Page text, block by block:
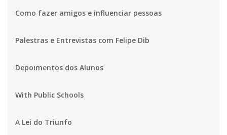
Como fazer amigos e influenciar pessoas
Palestras e Entrevistas com Felipe Dib
Depoimentos dos Alunos
With Public Schools
A Lei do Triunfo